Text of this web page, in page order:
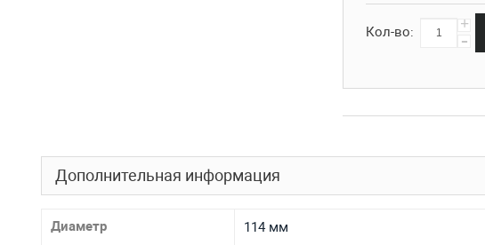
Кол-во: +
-
Дополнительная информация
Диаметр 114 мм